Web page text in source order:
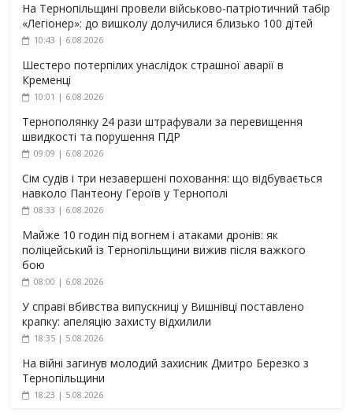
На Тернопільщині провели військово-патріотичний табір
«Легіонер»: до вишколу долучилися близько 100 дітей
10:43 | 6.08.2026
Шестеро потерпілих унаслідок страшної аварії в
Кременці
10:01 | 6.08.2026
Тернополянку 24 рази штрафували за перевищення
швидкості та порушення ПДР
09:09 | 6.08.2026
Сім судів і три незавершені поховання: що відбувається
навколо Пантеону Героїв у Тернополі
08:33 | 6.08.2026
Майже 10 годин під вогнем і атаками дронів: як
поліцейський із Тернопільщини вижив після важкого
бою
08:00 | 6.08.2026
У справі вбивства випускниці у Вишнівці поставлено
крапку: апеляцію захисту відхилили
18:35 | 5.08.2026
На війні загинув молодий захисник Дмитро Березко з
Тернопільщини
18:23 | 5.08.2026